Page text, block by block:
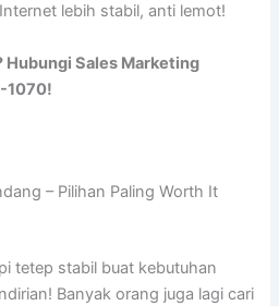
lebih stabil, anti lemot!
Hubungi Sales Marketing
1070!
– Pilihan Paling Worth It
tetep stabil buat kebutuhan
Banyak orang juga lagi cari